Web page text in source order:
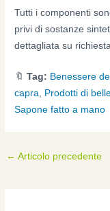
Tutti i componenti
privi di sostanze
dettagliata su
🔖Tag: Benessere
capra
Prodotti di
Sapone fatto a mano
← Articolo precedente